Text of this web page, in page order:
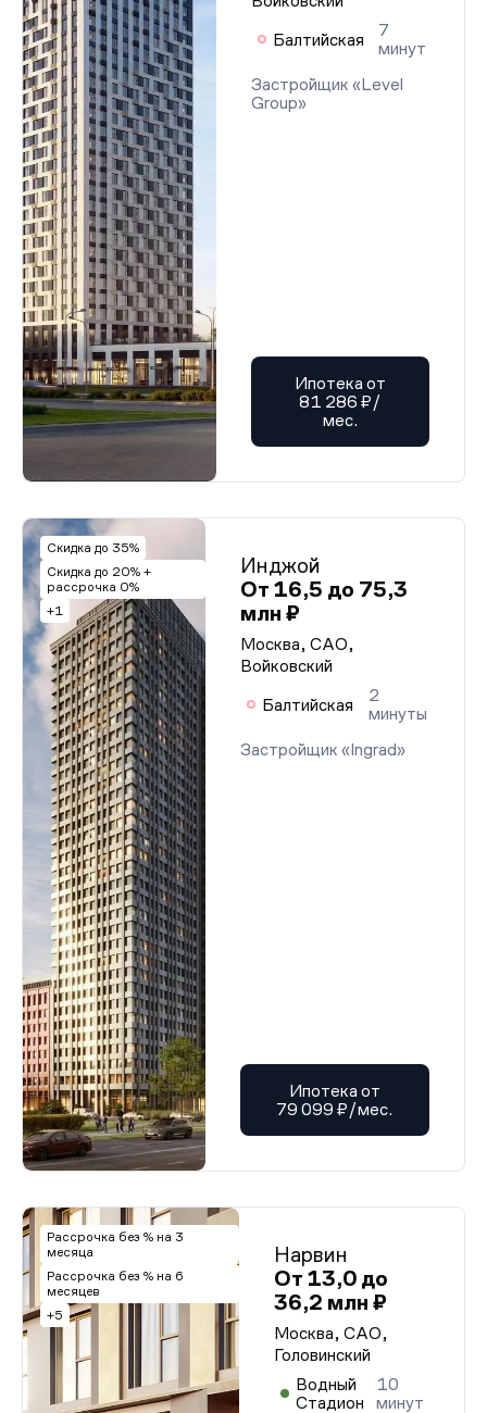
Балтийская
7
минут
Застройщик «Level
Group»
Ипотека от
81 286 ₽/
мес.
Скидка до 35%
Скидка до 20% +
рассрочка 0%
+1
Инджой
От 16,5 до 75,3
млн ₽
Москва, САО,
Войковский
Балтийская
2
минуты
Застройщик «Ingrad»
Ипотека от
79 099 ₽/мес.
Рассрочка без % на 3
месяца
Рассрочка без % на 6
месяцев
+5
Нарвин
От 13,0 до
36,2 млн ₽
Москва, САО,
Головинский
Водный
Стадион
10
минут